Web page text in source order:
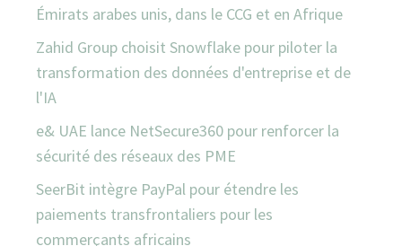
Émirats arabes unis, dans le CCG et en Afrique
Zahid Group choisit Snowflake pour piloter la
transformation des données d'entreprise et de
l'IA
e& UAE lance NetSecure360 pour renforcer la
sécurité des réseaux des PME
SeerBit intègre PayPal pour étendre les
paiements transfrontaliers pour les
commerçants africains